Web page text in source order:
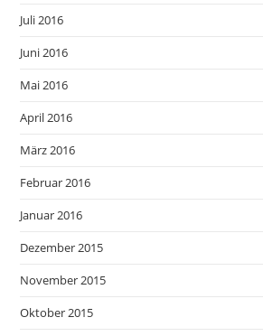
Juli 2016
Juni 2016
Mai 2016
April 2016
März 2016
Februar 2016
Januar 2016
Dezember 2015
November 2015
Oktober 2015